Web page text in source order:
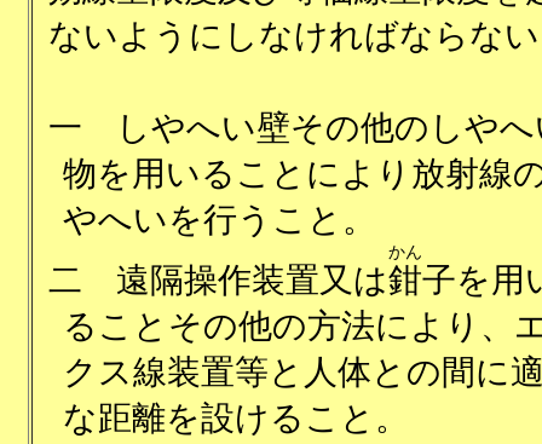
ないようにしなければならな
一
しやへい壁その他のしや
物を用いることにより放射線
やへいを行うこと。
二
遠隔操作装置又は鉗
かん
子を用
ることその他の方法により、
クス線装置等と人体との間に
な距離を設けること。